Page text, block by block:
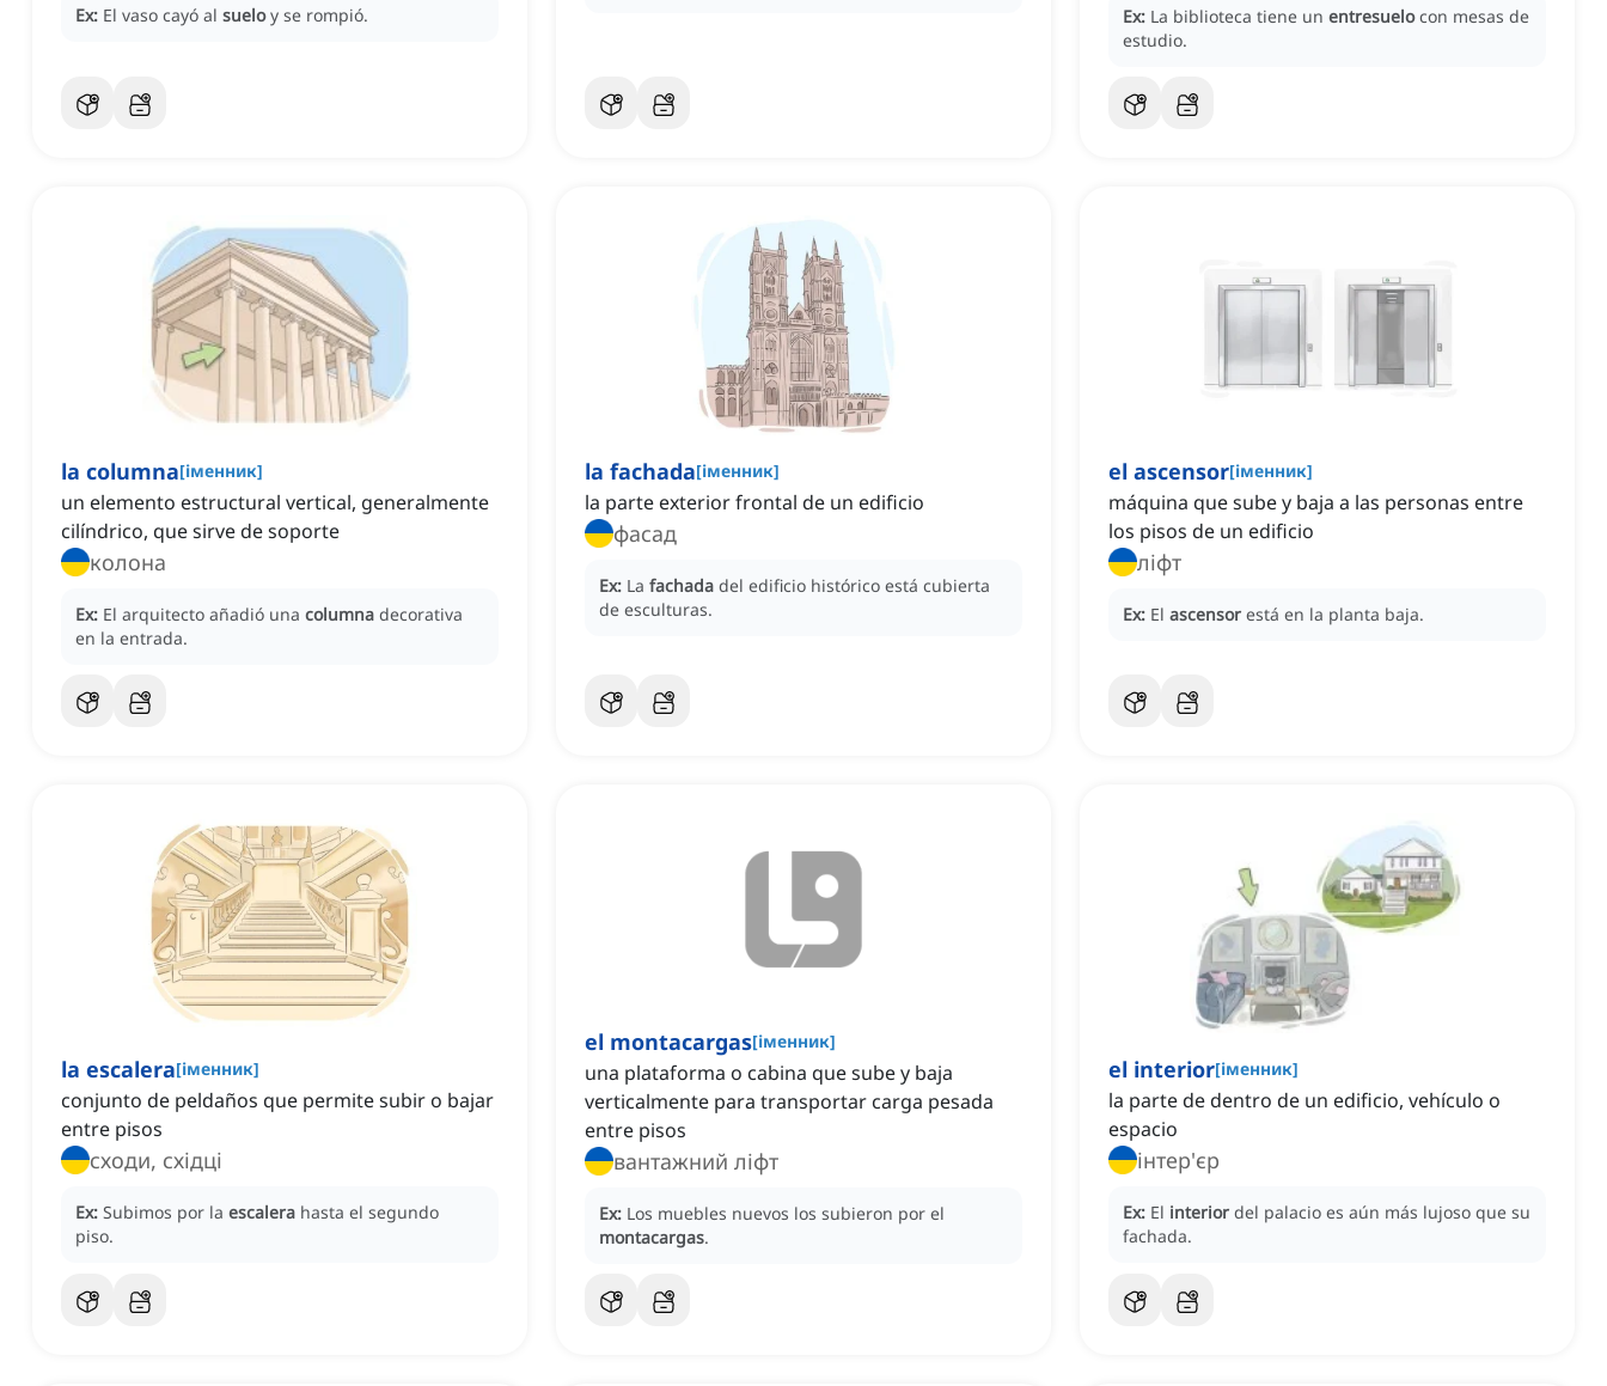
Ex: El vaso cayó al suelo y se rompió. Ex: La biblioteca tiene un entresuelo con mesas de
estudio.
la columna[іменник]
un elemento estructural vertical, generalmente
cilíndrico, que sirve de soporte
колона
Ex: El arquitecto añadió una columna decorativa
en la entrada.
la fachada[іменник]
la parte exterior frontal de un edificio
фасад
Ex: La fachada del edificio histórico está cubierta
de esculturas.
el ascensor[іменник]
máquina que sube y baja a las personas entre
los pisos de un edificio
ліфт
Ex: El ascensor está en la planta baja.
la escalera[іменник]
conjunto de peldaños que permite subir o bajar
entre pisos
сходи, східці
Ex: Subimos por la escalera hasta el segundo
piso.
el montacargas[іменник]
una plataforma o cabina que sube y baja
verticalmente para transportar carga pesada
entre pisos
вантажний ліфт
Ex: Los muebles nuevos los subieron por el
montacargas.
el interior[іменник]
la parte de dentro de un edificio, vehículo o
espacio
інтер'єр
Ex: El interior del palacio es aún más lujoso que su
fachada.